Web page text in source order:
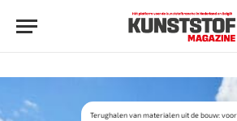
Terughalen van materialen uit de bouw: